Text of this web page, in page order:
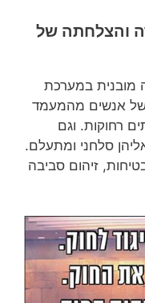
והצלחתה של
מובנית במערכת
של אנשים מהמעמד
רחוקות. וגם
סלחני ומתעלם.
זיהום סביבה